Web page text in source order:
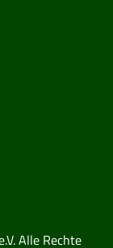
Alle Rechte